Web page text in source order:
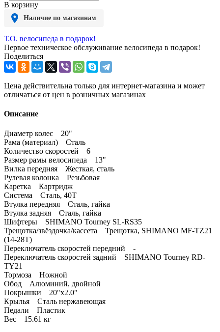
В корзину
Наличие по магазинам
Т.О. велосипеда в подарок!
Первое техническое обслуживание велосипеда в подарок!
Поделиться
Цена действительна только для интернет-магазина и может
отличаться от цен в розничных магазинах
Описание
Диаметр колес 20"
Рама (материал) Сталь
Количество скоростей 6
Размер рамы велосипеда 13"
Вилка передняя Жесткая, сталь
Рулевая колонка Резьбовая
Каретка Картридж
Система Сталь, 40T
Втулка передняя Сталь, гайка
Втулка задняя Сталь, гайка
Шифтеры SHIMANO Tourney SL-RS35
Трещотка/звёздочка/кассета Трещотка, SHIMANO MF-TZ21
(14-28T)
Переключатель скоростей передний -
Переключатель скоростей задний SHIMANO Tourney RD-
TY21
Тормоза Ножной
Обод Алюминий, двойной
Покрышки 20"x2.0"
Крылья Сталь нержавеющая
Педали Пластик
Вес 15.61 кг